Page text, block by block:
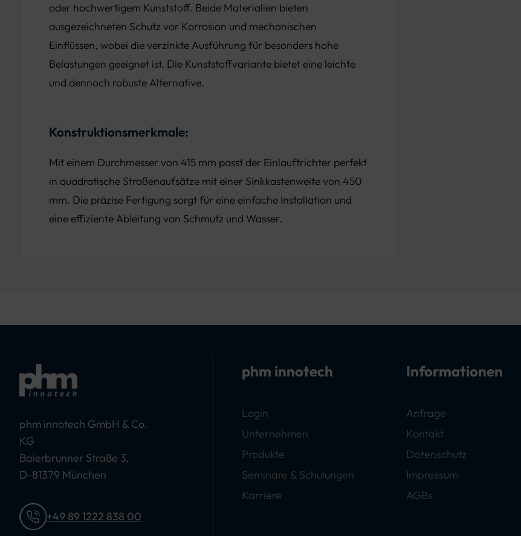
oder hochwertigem Kunststoff. Beide Materialien bieten
ausgezeichneten Schutz vor Korrosion und mechanischen
Einflüssen, wobei die verzinkte Ausführung für besonders hohe
Belastungen geeignet ist. Die Kunststoffvariante bietet eine leichte
und dennoch robuste Alternative.
Konstruktionsmerkmale:
Mit einem Durchmesser von 415 mm passt der Einlauftrichter perfekt
in quadratische Straßenaufsätze mit einer Sinkkastenweite von 450
mm. Die präzise Fertigung sorgt für eine einfache Installation und
eine effiziente Ableitung von Schmutz und Wasser.
phm innotech GmbH & Co.
KG
Baierbrunner Straße 3,
D-81379 München
+49 89 1222 838 00
phm innotech
Login
Unternehmen
Produkte
Seminare & Schulungen
Karriere
Informationen
Anfrage
Kontakt
Datenschutz
Impressum
AGBs